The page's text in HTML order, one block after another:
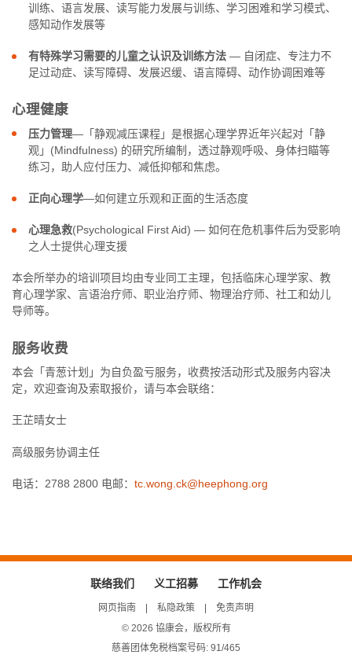
训练、语言发展、读写能力发展与训练、学习困难和学习模式、
感知动作发展等
有特殊学习需要的儿童之认识及训练方法― 自闭症、专注力不
足过动症、读写障碍、发展迟缓、语言障碍、动作协调困难等
心理健康
压力管理―「静观减压课程」是根据心理学界近年兴起对「静
观」(Mindfulness) 的研究所编制，透过静观呼吸、身体扫瞄等
练习，助人应付压力、减低抑郁和焦虑。
正向心理学―如何建立乐观和正面的生活态度
心理急救(Psychological First Aid) ― 如何在危机事件后为受影响
之人士提供心理支援
本会所举办的培训项目均由专业同工主理，包括临床心理学家、教
育心理学家、言语治疗师、职业治疗师、物理治疗师、社工和幼儿
导师等。
服务收费
本会「青葱计划」为自负盈亏服务，收费按活动形式及服务内容决
定，欢迎查询及索取报价，请与本会联络：
王芷晴女士
高级服务协调主任
电话：2788 2800 电邮： tc.wong.ck@heephong.org
联络我们 义工招募 工作机会
网页指南 私隐政策
免责声明
© 2026 協康会，版权所有
慈善团体免税档案号码: 91/465